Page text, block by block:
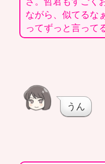
ながら、似てるな
ってずっと言って
うん